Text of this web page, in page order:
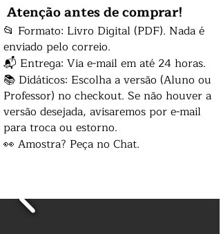
Atenção antes de comprar!
📂 Formato: Livro Digital (PDF). Nada é
enviado pelo correio.
📬 Entrega: Via e-mail em até 24 horas.
📚 Didáticos: Escolha a versão (Aluno ou
Professor) no checkout. Se não houver a
versão desejada, avisaremos por e-mail
para troca ou estorno.
👀 Amostra? Peça no Chat.